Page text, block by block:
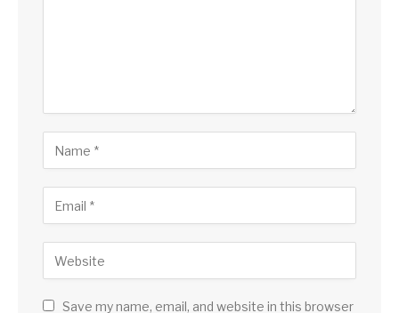
Save my name, email, and website in this browser